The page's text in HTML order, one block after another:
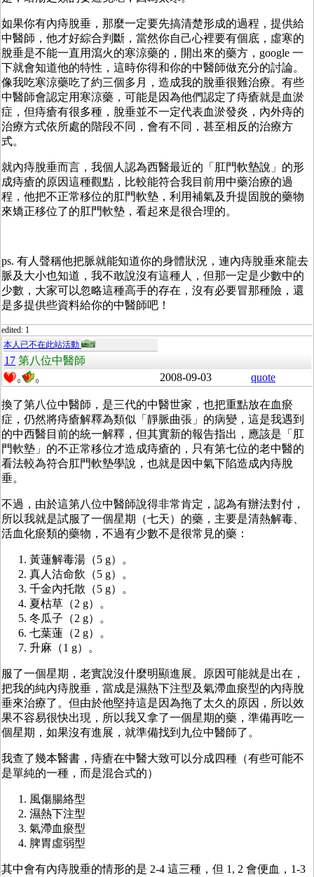
如果你有內痔脫垂，那麼一定要先搞清楚形成的過程，提供給
中醫師，他才好綜合判斷，當然你自己心裡要有個底，虛寒的
脫垂是不能一直用瀉火的寒涼藥的，開出來的藥方，google 一
下就會知道他的特性，這時你得和你的中醫師做充分的討論。
像我吃寒涼藥吃了約三個多月，造成我的脫垂很難治療。有些
中醫師會認定用寒涼藥，可能是因為他們認定了痔瘡就是血淤
症，但痔瘡有很多種，脫垂並不一定代表血淤發炎，內外痔的
治療方式依所處的階段不同，會有不同，甚至相反的治療方
式。
就內痔脫垂而言，我個人認為西醫最近的「肛門軟墊說」的形
成痔瘡的原因這種觀點，比較能符合我目前用中藥治療的過
程，他把不正常移位的肛門軟墊，利用補氣及升提固脫的藥物
來矯正移位了的肛門軟墊，看起來是很合理的。
ps. 有人聲稱他把脈就能知道你的身體狀況，連內痔脫垂來龍去
脈及大小也知道，我不敢說沒有這種人，但那一定是少數中的
少數，大家可以忽略這種高手的存在，沒有必要冒那種險，還
是多提供些資料給你的中醫師吧！
edited: 1
本人已不在此站活動
17 第八位中醫師
0 0 2008-09-03 quote
換了第八位中醫師，是三代的中醫世家，也把重點放在血瘀
症，仍然將痔瘡解釋為類似「靜脈曲張」的病變，這是我遇到
的中西醫目前的統一解釋，但其實新的報告指出，應該是「肛
門軟墊」的不正常移位才造成痔瘡的，只有第七位的老中醫的
看法較為符合肛門軟墊學說，也就是因中氣下陷造成內痔脫
垂。
不過，由於這第八位中醫師說得非常肯定，認為有辦法對付，
所以我就是試服了一個星期（七天）的藥，主要是清熱解毒、
活血化瘀類的藥物，不過有少數不是很常見的藥：
黃蓮解毒湯（5 g）。
真人沽命飲（5 g）。
千金內托散（5 g）。
夏枯草（2 g）。
冬瓜子（2 g）。
七葉蓮（2 g）。
升麻（1 g）。
服了一個星期，老實說沒什麼明顯進展。原因可能就是出在，
把我的純內痔脫垂，當成是濕熱下注型及氣滯血瘀型的內痔脫
垂來治療了。但由於他堅持這是因為拖了太久的原因，所以效
果不容易很快出現，所以我又拿了一個星期的藥，準備再吃一
個星期，如果沒有進展，就準備找到九位中醫師了。
我查了幾本醫書，痔瘡在中醫大致可以分成四種（有些可能不
是單純的一種，而是混合式的）
風傷腸絡型
濕熱下注型
氣滯血瘀型
脾胃虛弱型
其中會有內痔脫垂的情形的是 2-4 這三種，但 1, 2 會便血，1-3